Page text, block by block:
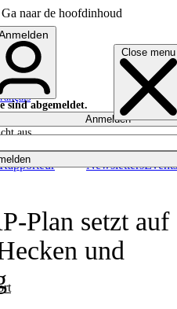
Ga naar de hoofdinhoud
Close menu
Rapporteur NewslettersEvents
English
sind abgemeldet.
Anmelden
aus
Plan setzt auf
und